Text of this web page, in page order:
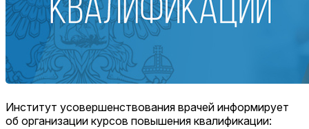
Институт усовершенствования врачей информирует
об организации курсов повышения квалификации: